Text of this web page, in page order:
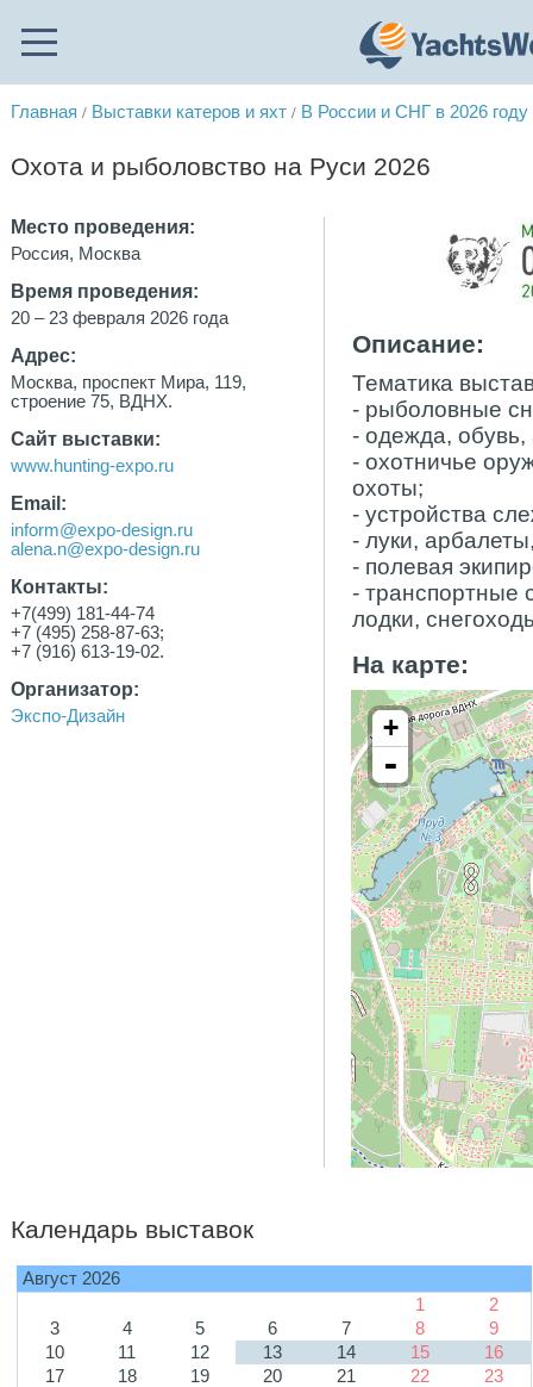
Главная / Выставки катеров и яхт / В России и СНГ в 2026 году
Охота и рыболовство на Руси 2026
Место проведения:
Россия, Москва
Время проведения:
20 – 23 февраля 2026 года
Адрес:
Москва, проспект Мира, 119,
строение 75, ВДНХ.
Сайт выставки:
www.hunting-expo.ru
Email:
inform@expo-design.ru
alena.n@expo-design.ru
Контакты:
+7(499) 181-44-74
+7 (495) 258-87-63;
+7 (916) 613-19-02.
Организатор:
Экспо-Дизайн
Описание:
Тематика
- рыболовные
- одежда, обувь,
- охотничье
охоты;
- устройства
- луки,
- полевая
- транспортные
лодки,
На карте:
+
-
Календарь выставок
Август 2026
1
2
3
4 5 6 7 8
9
10
11 12 13 14 15
16
17
18 19 20 21 22
23